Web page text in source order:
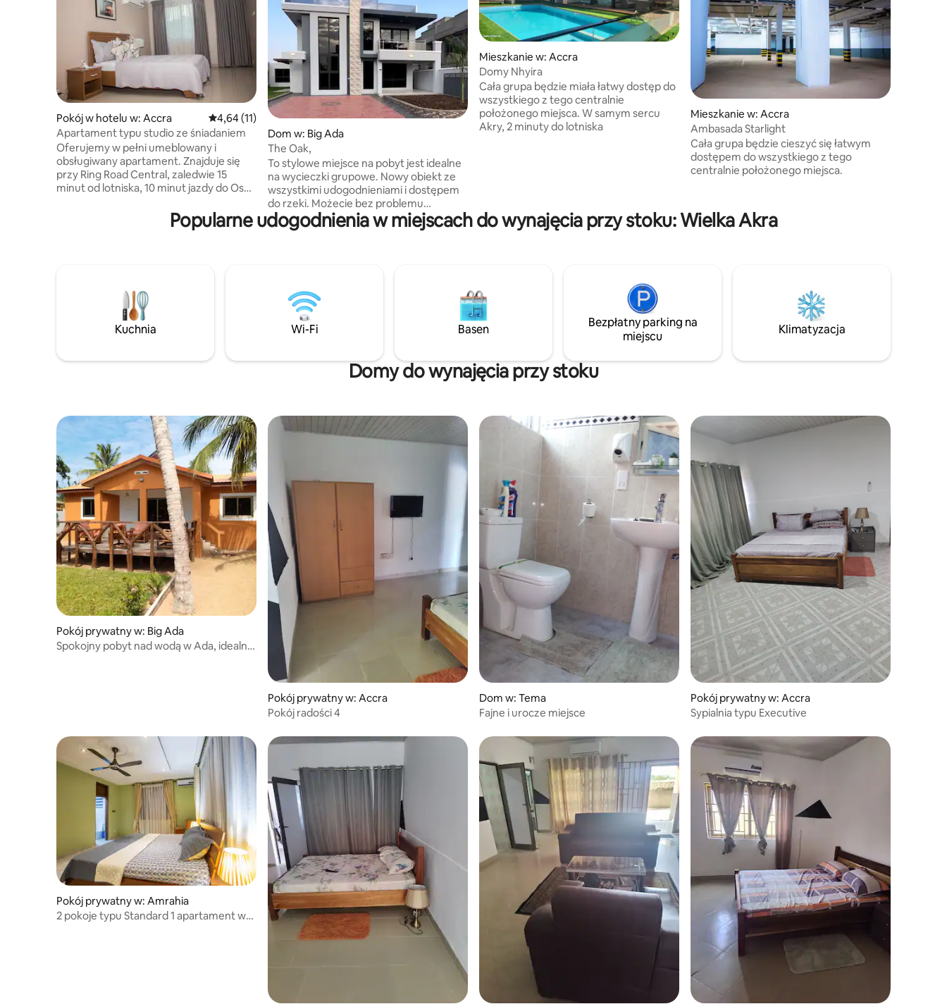
Pokój w hotelu w: Accra Średnia ocena: 4,64 na 5, liczba recenzji: 11
4,64 (11)
Apartament typu studio ze śniadaniem
Oferujemy w pełni umeblowany i
obsługiwany apartament. Znajduje się
przy Ring Road Central, zaledwie 15
minut od lotniska, 10 minut jazdy do Osu i
ponieważ jest wygodnie urządzone w
nowoczesnym stylu i w pełni
poszukiwaczy przygód, osób
podróżujących służbowo i dużych grup.
Dom w: Big Ada
The Oak,
To stylowe miejsce na pobyt jest idealne
na wycieczki grupowe. Nowy obiekt ze
wszystkimi udogodnieniami i dostępem
do rzeki. Możecie bez problemu
zdecydować się na przejażdżki łodzią i na
skuterze wodnym. To idealny dom
Mieszkanie w: Accra
Domy Nhyira
Cała grupa będzie miała łatwy dostęp do
wszystkiego z tego centralnie
położonego miejsca. W samym sercu
Akry, 2 minuty do lotniska
Mieszkanie w: Accra
Ambasada Starlight
Cała grupa będzie cieszyć się łatwym
dostępem do wszystkiego z tego
centralnie położonego miejsca.
Popularne udogodnienia w miejscach do wynajęcia przy stoku: Wielka Akra
Kuchnia Wi-Fi Basen
Bezpłatny parking na
miejscu
Klimatyzacja
Domy do wynajęcia przy stoku
Pokój prywatny w: Big Ada
Spokojny pobyt nad wodą w Ada, idealny
Pokój prywatny w: Accra
Pokój radości 4
Dom w: Tema
Fajne i urocze miejsce
Pokój prywatny w: Accra
Sypialnia typu Executive
Pokój prywatny w: Amrahia
2 pokoje typu Standard 1 apartament w